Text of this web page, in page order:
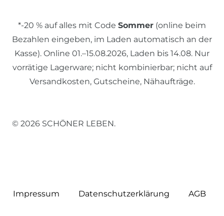
*-20 % auf alles mit Code Sommer (online beim
Bezahlen eingeben, im Laden automatisch an der
Kasse). Online 01.–15.08.2026, Laden bis 14.08. Nur
vorrätige Lagerware; nicht kombinierbar; nicht auf
Versandkosten, Gutscheine, Nähaufträge.
© 2026 SCHÖNER LEBEN.
Impressum Daten­schutz­erklärung AGB